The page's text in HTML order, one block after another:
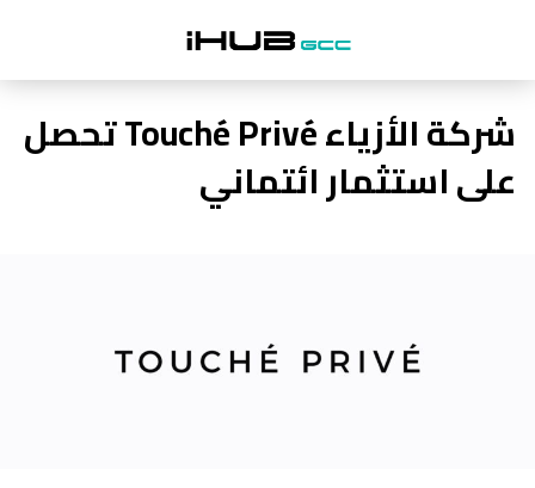
شركة الأزياء Touché Privé تحصل
على استثمار ائتماني